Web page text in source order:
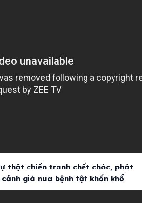
thật chiến tranh chết chóc, phát
già nua bệnh tật khốn khổ